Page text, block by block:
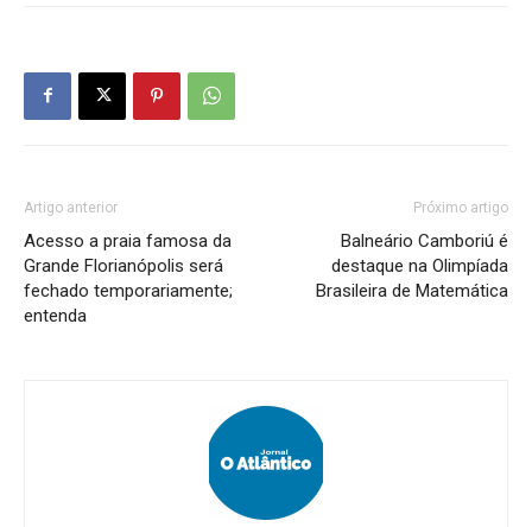
Artigo anterior
Acesso a praia famosa da
Grande Florianópolis será
fechado temporariamente;
entenda
Próximo artigo
Balneário Camboriú é
destaque na Olimpíada
Brasileira de Matemática